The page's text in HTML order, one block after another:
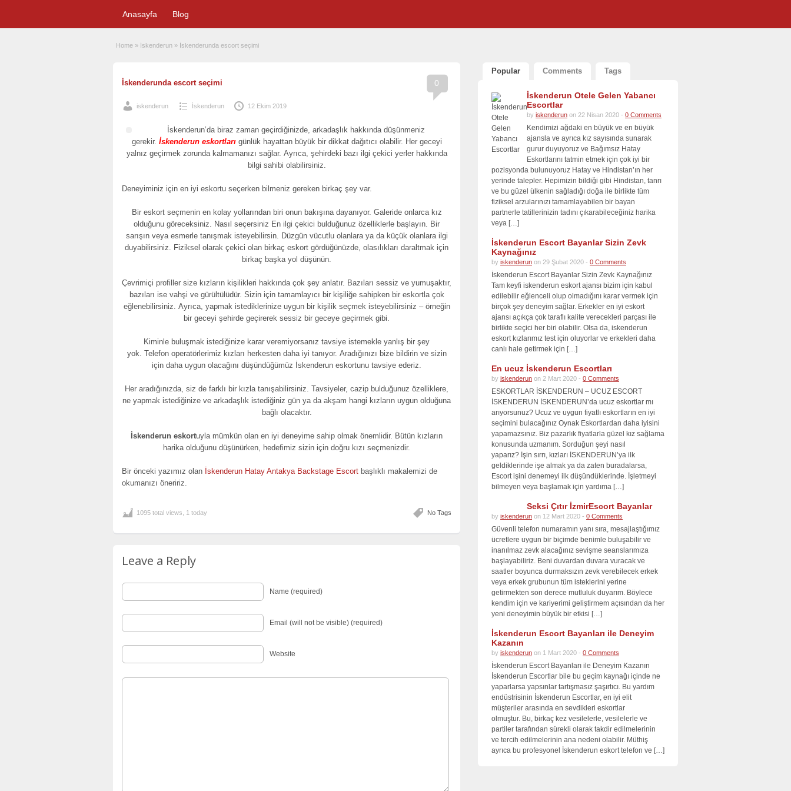
Anasayfa Blog
Home » İskenderun » İskenderunda escort seçimi
0
İskenderunda escort seçimi
iskenderun İskenderun 12 Ekim 2019
İskenderun’da biraz zaman geçirdiğinizde, arkadaşlık hakkında düşünmeniz
gerekir. İskenderun eskortlarıgünlük hayattan büyük bir dikkat dağıtıcı olabilir. Her geceyi
yalnız geçirmek zorunda kalmamanızı sağlar. Ayrıca, şehirdeki bazı ilgi çekici yerler hakkında
bilgi sahibi olabilirsiniz.
Deneyiminiz için en iyi eskortu seçerken bilmeniz gereken birkaç şey var.
Bir eskort seçmenin en kolay yollarından biri onun bakışına dayanıyor. Galeride onlarca kız
olduğunu göreceksiniz. Nasıl seçersiniz En ilgi çekici bulduğunuz özelliklerle başlayın. Bir
sarışın veya esmerle tanışmak isteyebilirsin. Düzgün vücutlu olanlara ya da küçük olanlara ilgi
duyabilirsiniz. Fiziksel olarak çekici olan birkaç eskort gördüğünüzde, olasılıkları daraltmak için
birkaç başka yol düşünün.
Çevrimiçi profiller size kızların kişilikleri hakkında çok şey anlatır. Bazıları sessiz ve yumuşaktır,
bazıları ise vahşi ve gürültülüdür. Sizin için tamamlayıcı bir kişiliğe sahipken bir eskortla çok
eğlenebilirsiniz. Ayrıca, yapmak istediklerinize uygun bir kişilik seçmek isteyebilirsiniz – örneğin
bir geceyi şehirde geçirerek sessiz bir geceye geçirmek gibi.
Kiminle buluşmak istediğinize karar veremiyorsanız tavsiye istemekle yanlış bir şey
yok. Telefon operatörlerimiz kızları herkesten daha iyi tanıyor. Aradığınızı bize bildirin ve sizin
için daha uygun olacağını düşündüğümüz İskenderun eskortunu tavsiye ederiz.
Her aradığınızda, siz de farklı bir kızla tanışabilirsiniz. Tavsiyeler, cazip bulduğunuz özelliklere,
ne yapmak istediğinize ve arkadaşlık istediğiniz gün ya da akşam hangi kızların uygun olduğuna
bağlı olacaktır.
İskenderun eskortuyla mümkün olan en iyi deneyime sahip olmak önemlidir. Bütün kızların
harika olduğunu düşünürken, hedefimiz sizin için doğru kızı seçmenizdir.
Bir önceki yazımız olan İskenderun Hatay Antakya Backstage Escort başlıklı makalemizi de
okumanızı öneririz.
No Tags
1095 total views, 1 today
Leave a Reply
Name (required)
Email (will not be visible) (required)
Website
Popular Comments Tags
İskenderun Otele Gelen Yabancı
Escortlar
by iskenderun on 22 Nisan 2020 - 0 Comments
Kendimizi ağdaki en büyük ve en büyük
ajansla ve ayrıca kız sayısında sunarak
gurur duyuyoruz ve Bağımsız Hatay
Eskortlarını tatmin etmek için çok iyi bir
pozisyonda bulunuyoruz Hatay ve Hindistan’ın her
yerinde talepler. Hepimizin bildiği gibi Hindistan, tanrı
ve bu güzel ülkenin sağladığı doğa ile birlikte tüm
fiziksel arzularınızı tamamlayabilen bir bayan
partnerle tatillerinizin tadını çıkarabileceğiniz harika
veya […]
İskenderun Escort Bayanlar Sizin Zevk
Kaynağınız
by iskenderun on 29 Şubat 2020 - 0 Comments
İskenderun Escort Bayanlar Sizin Zevk Kaynağınız
Tam keyfi iskenderun eskort ajansı bizim için kabul
edilebilir eğlenceli olup olmadığını karar vermek için
birçok şey deneyim sağlar. Erkekler en iyi eskort
ajansı açıkça çok taraflı kalite verecekleri parçası ile
birlikte seçici her biri olabilir. Olsa da, iskenderun
eskort kızlarımız test için oluyorlar ve erkekleri daha
canlı hale getirmek için […]
En ucuz İskenderun Escortları
by iskenderun on 2 Mart 2020 - 0 Comments
ESKORTLAR İSKENDERUN – UCUZ ESCORT
İSKENDERUN İSKENDERUN’da ucuz eskortlar mı
arıyorsunuz? Ucuz ve uygun fiyatlı eskortların en iyi
seçimini bulacağınız Oynak Eskortlardan daha iyisini
yapamazsınız. Biz pazarlık fiyatlarla güzel kız sağlama
konusunda uzmanım. Sorduğun şeyi nasıl
yaparız? İşin sırrı, kızları İSKENDERUN’ya ilk
geldiklerinde işe almak ya da zaten buradalarsa,
Escort işini denemeyi ilk düşündüklerinde. İşletmeyi
bilmeyen veya başlamak için yardıma […]
Seksi Çıtır İzmirEscort Bayanlar
by iskenderun on 12 Mart 2020 - 0 Comments
Güvenli telefon numaramın yanı sıra, mesajlaştığımız
ücretlere uygun bir biçimde benimle buluşabilir ve
inanılmaz zevk alacağınız sevişme seanslarımıza
başlayabiliriz. Beni duvardan duvara vuracak ve
saatler boyunca durmaksızın zevk verebilecek erkek
veya erkek grubunun tüm isteklerini yerine
getirmekten son derece mutluluk duyarım. Böylece
kendim için ve kariyerimi geliştirmem açısından da her
yeni deneyimin büyük bir etkisi […]
İskenderun Escort Bayanları ile Deneyim
Kazanın
by iskenderun on 1 Mart 2020 - 0 Comments
İskenderun Escort Bayanları ile Deneyim Kazanın
İskenderun Escortlar bile bu geçim kaynağı içinde ne
yaparlarsa yapsınlar tartışmasız şaşırtıcı. Bu yardım
endüstrisinin İskenderun Escortlar, en iyi elit
müşteriler arasında en sevdikleri eskortlar
olmuştur. Bu, birkaç kez vesilelerle, vesilelerle ve
partiler tarafından sürekli olarak takdir edilmelerinin
ve tercih edilmelerinin ana nedeni olabilir. Müthiş
ayrıca bu profesyonel İskenderun eskort telefon ve […]